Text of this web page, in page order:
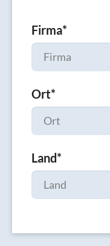
Firma*
Ort*
Land*